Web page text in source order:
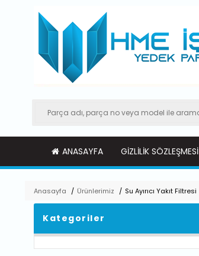
ANASAYFA GIZLILIK SÖZLEŞMESI
Anasayfa / Ürünlerimiz / Su Ayırıcı Yakıt Filtresi
Kategoriler